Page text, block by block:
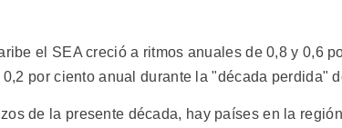
el SEA creció a ritmos anuales de 0,8 y 0,6
0,2 por ciento anual durante la "década perdida"
de la presente década, hay países en la